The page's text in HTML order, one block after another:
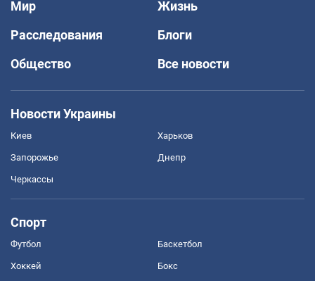
Мир
Жизнь
Расследования
Блоги
Общество
Все новости
Новости Украины
Киев Харьков
Запорожье Днепр
Черкассы
Спорт
Футбол Баскетбол
Хоккей Бокс